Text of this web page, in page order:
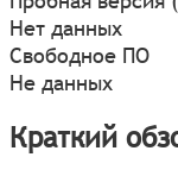
Нет данных
Свободное ПО
Не данных
Краткий